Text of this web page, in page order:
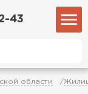
43
области